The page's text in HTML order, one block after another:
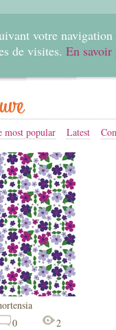
votre
de visites. En savoir
most popular Latest
0 2